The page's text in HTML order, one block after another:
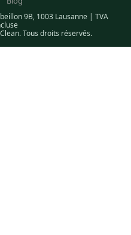
9B, 1003 Lausanne | TVA
Tous droits réservés.